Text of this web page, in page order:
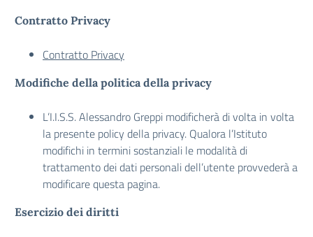
Contratto Privacy
Contratto Privacy
Modifiche della politica della privacy
L’I.I.S.S. Alessandro Greppi modificherà di volta in volta
la presente policy della privacy. Qualora l’Istituto
modifichi in termini sostanziali le modalità di
trattamento dei dati personali dell’utente provvederà a
modificare questa pagina.
Esercizio dei diritti